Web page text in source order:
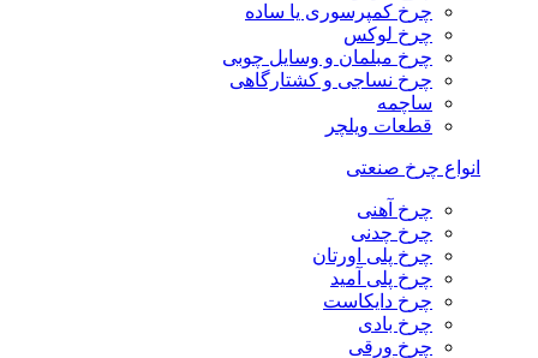
چرخ کمپرسوری یا ساده
چرخ لوکس
چرخ مبلمان و وسایل چوبی
چرخ نساجی و کشتارگاهی
ساچمه
قطعات ویلچر
انواع چرخ صنعتی
چرخ آهنی
چرخ چدنی
چرخ پلی اورتان
چرخ پلی آمید
چرخ دایکاست
چرخ بادی
چرخ ورقی